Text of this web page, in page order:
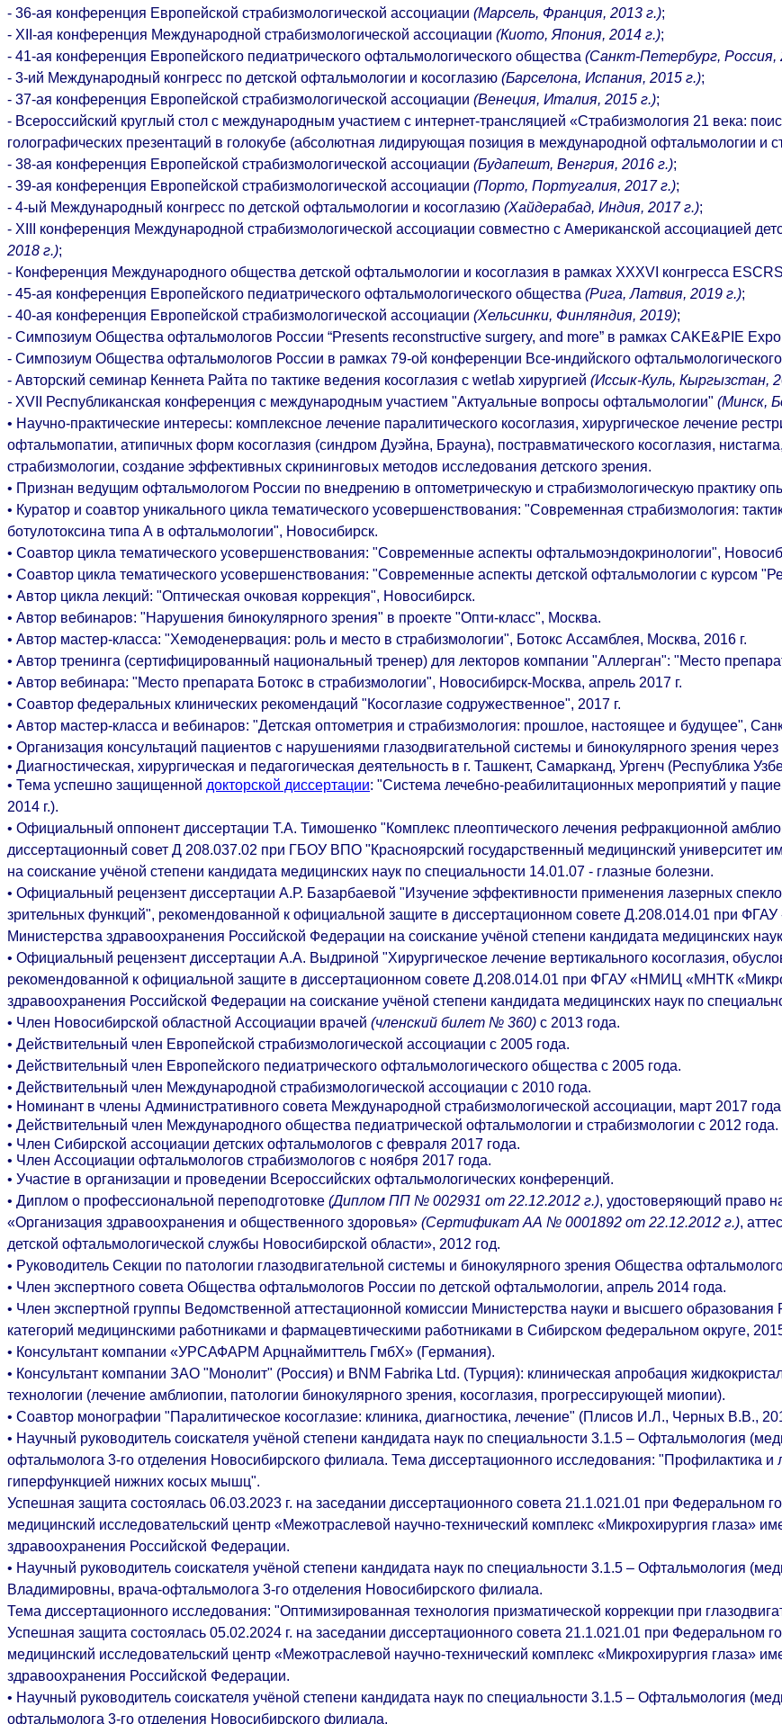
- 36-ая конференция Европейской страбизмологической ассоциации (Марсель, Франция, 2013 г.);
- XII-ая конференция Международной страбизмологической ассоциации (Киото, Япония, 2014 г.);
- 41-ая конференция Европейского педиатрического офтальмологического общества (Санкт-Петербург, Россия,
- 3-ий Международный конгресс по детской офтальмологии и косоглазию (Барселона, Испания, 2015 г.);
- 37-ая конференция Европейской страбизмологической ассоциации (Венеция, Италия, 2015 г.);
- Всероссийский круглый стол с международным участием с интернет-трансляцией «Страбизмология 21 века:
голографических презентаций в голокубе (абсолютная лидирующая позиция в международной офтальмологии и
- 38-ая конференция Европейской страбизмологической ассоциации (Будапешт, Венгрия, 2016 г.);
- 39-ая конференция Европейской страбизмологической ассоциации (Порто, Португалия, 2017 г.);
- 4-ый Международный конгресс по детской офтальмологии и косоглазию (Хайдерабад, Индия, 2017 г.);
- XIII конференция Международной страбизмологической ассоциации совместно с Американской ассоциацией
2018 г.);
- Конференция Международного общества детской офтальмологии и косоглазия в рамках XXXVI конгресса ESCRS
- 45-ая конференция Европейского педиатрического офтальмологического общества (Рига, Латвия, 2019 г.);
- 40-ая конференция Европейской страбизмологической ассоциации (Хельсинки, Финляндия, 2019);
- Симпозиум Общества офтальмологов России “Presents reconstructive surgery, and more” в рамках CAKE&PIE Expo
- Симпозиум Общества офтальмологов России в рамках 79-ой конференции Все-индийского
- Авторский семинар Кеннета Райта по тактике ведения косоглазия с wetlab хирургией (Иссык-Куль, Кыргызстан,
- XVII Республиканская конференция с международным участием "Актуальные вопросы офтальмологии" (Минск,
• Научно-практические интересы: комплексное лечение паралитического косоглазия, хирургическое лечение
офтальмопатии, атипичных форм косоглазия (синдром Дуэйна, Брауна), постравматического косоглазия,
страбизмологии, создание эффективных скрининговых методов исследования детского зрения.
• Признан ведущим офтальмологом России по внедрению в оптометрическую и страбизмологическую практику
• Куратор и соавтор уникального цикла тематического усовершенствования: "Современная страбизмология:
ботулотоксина типа А в офтальмологии", Новосибирск.
• Соавтор цикла тематического усовершенствования: "Современные аспекты офтальмоэндокринологии",
• Соавтор цикла тематического усовершенствования: "Современные аспекты детской офтальмологии с курсом
• Автор цикла лекций: "Оптическая очковая коррекция", Новосибирск.
• Автор вебинаров: "Нарушения бинокулярного зрения" в проекте "Опти-класс", Москва.
• Автор мастер-класса: "Хемоденервация: роль и место в страбизмологии", Ботокс Ассамблея, Москва, 2016 г.
• Автор тренинга (сертифицированный национальный тренер) для лекторов компании "Аллерган": "Место
• Автор вебинара: "Место препарата Ботокс в страбизмологии", Новосибирск-Москва, апрель 2017 г.
• Соавтор федеральных клинических рекомендаций "Косоглазие содружественное", 2017 г.
• Автор мастер-класса и вебинаров: "Детская оптометрия и страбизмология: прошлое, настоящее и будущее",
• Организация консультаций пациентов с нарушениями глазодвигательной системы и бинокулярного зрения
• Диагностическая, хирургическая и педагогическая деятельность в г. Ташкент, Самарканд, Ургенч (Реcпублика
• Тема успешно защищенной докторской диссертации: "Система лечебно-реабилитационных мероприятий у
2014 г.).
• Официальный оппонент диссертации Т.А. Тимошенко "Комплекс плеоптического лечения рефракционной
диссертационный совет Д 208.037.02 при ГБОУ ВПО "Красноярский государственный медицинский университет
на соискание учёной степени кандидата медицинских наук по специальности 14.01.07 - глазные болезни.
• Официальный рецензент диссертации А.Р. Базарбаевой "Изучение эффективности применения лазерных
зрительных функций", рекомендованной к официальной защите в диссертационном совете Д.208.014.01 при
Министерства здравоохранения Российской Федерации на соискание учёной степени кандидата медицинских
• Официальный рецензент диссертации А.А. Выдриной "Хирургическое лечение вертикального косоглазия,
рекомендованной к официальной защите в диссертационном совете Д.208.014.01 при ФГАУ «НМИЦ «МНТК
здравоохранения Российской Федерации на соискание учёной степени кандидата медицинских наук по
• Член Новосибирской областной Ассоциации врачей (членский билет № 360) с 2013 года.
• Действительный член Европейской страбизмологической ассоциации с 2005 года.
• Действительный член Европейского педиатрического офтальмологического общества с 2005 года.
• Действительный член Международной страбизмологической ассоциации с 2010 года.
• Номинант в члены Административного совета Международной страбизмологической ассоциации, март 2017
• Действительный член Международного общества педиатрической офтальмологии и страбизмологии с 2012 года.
• Член Сибирской ассоциации детских офтальмологов с февраля 2017 года.
• Член Ассоциации офтальмологов страбизмологов с ноября 2017 года.
• Участие в организации и проведении Всероссийских офтальмологических конференций.
• Диплом о профессиональной переподготовке (Диплом ПП № 002931 от 22.12.2012 г.), удостоверяющий право
«Организация здравоохранения и общественного здоровья» (Сертификат АА № 0001892 от 22.12.2012 г.),
детской офтальмологической службы Новосибирской области», 2012 год.
• Руководитель Секции по патологии глазодвигательной системы и бинокулярного зрения Общества
• Член экспертного совета Общества офтальмологов России по детской офтальмологии, апрель 2014 года.
• Член экспертной группы Ведомственной аттестационной комиссии Министерства науки и высшего
категорий медицинскими работниками и фармацевтическими работниками в Сибирском федеральном округе,
• Консультант компании «УРСАФАРМ Арцнаймиттель ГмбХ» (Германия).
• Консультант компании ЗАО "Монолит" (Россия) и BNM Fabrika Ltd. (Турция): клиническая апробация
технологии (лечение амблиопии, патологии бинокулярного зрения, косоглазия, прогрессирующей миопии).
• Соавтор монографии "Паралитическое косоглазие: клиника, диагностика, лечение" (Плисов И.Л., Черных В.В.,
• Научный руководитель соискателя учёной степени кандидата наук по специальности 3.1.5 – Офтальмология
офтальмолога 3-го отделения Новосибирского филиала. Тема диссертационного исследования: "Профилактика и
гиперфункцией нижних косых мышц".
Успешная защита состоялась 06.03.2023 г. на заседании диссертационного совета 21.1.021.01 при
медицинский исследовательский центр «Межотраслевой научно-технический комплекс «Микрохирургия глаза»
здравоохранения Российской Федерации.
• Научный руководитель соискателя учёной степени кандидата наук по специальности 3.1.5 – Офтальмология
Владимировны, врача-офтальмолога 3-го отделения Новосибирского филиала.
Тема диссертационного исследования: "Оптимизированная технология призматической коррекции при
Успешная защита состоялась 05.02.2024 г. на заседании диссертационного совета 21.1.021.01 при
медицинский исследовательский центр «Межотраслевой научно-технический комплекс «Микрохирургия глаза»
здравоохранения Российской Федерации.
• Научный руководитель соискателя учёной степени кандидата наук по специальности 3.1.5 – Офтальмология
офтальмолога 3-го отделения Новосибирского филиала.